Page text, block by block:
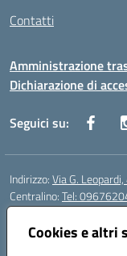
Cookies e altri
Contatti
Amministrazione
Dichiarazione di
Seguici su:
Indirizzo:Via G.
Centralino:Tel:
Email:
Posta elettronica